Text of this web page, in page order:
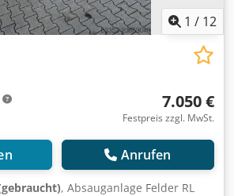
1 / 12
7.050 €
Festpreis zzgl. MwSt.
Anrufen
, Absauganlage Felder RL